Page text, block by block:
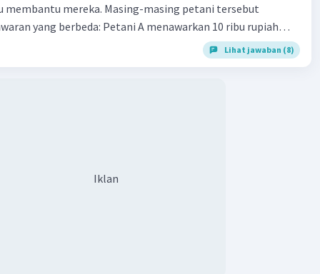
membantu mereka. Masing-masing petani tersebut
yang berbeda: Petani A menawarkan 10 ribu rupiah
(Ana dan Bobi) setiap hari. Petani B hanya akan memberi
rupiah pada hari pertama kemudian setiap berikutnya
dua kali lipat sebelumnya. Jadi Ana akan
Lihat jawaban (8)
Iklan